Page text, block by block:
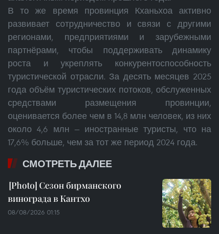
В то же время провинция Кханьхоа активно
развивает сотрудничество и связи с другими
регионами, предприятиями и зарубежными
партнёрами, чтобы поддерживать динамику
роста и укреплять конкурентоспособность
туристической отрасли. За десять месяцев 2025
года объём туристических потоков, обслуженных
средствами размещения провинции,
оценивается более чем в 14,8 млн человек, из них
около 4,6 млн — иностранные туристы, что на
17,6% больше, чем за тот же период 2024 года.
СМОТРЕТЬ ДАЛЕЕ
Сезон бирманского
винограда в Кантхо
08/08/2026 01:15